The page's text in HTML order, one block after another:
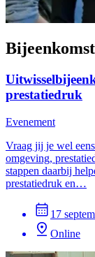
prestatiedruk
Evenement
Vraag jij je wel
omgeving,
stappen daarbij
prestatiedruk en…
17
Online